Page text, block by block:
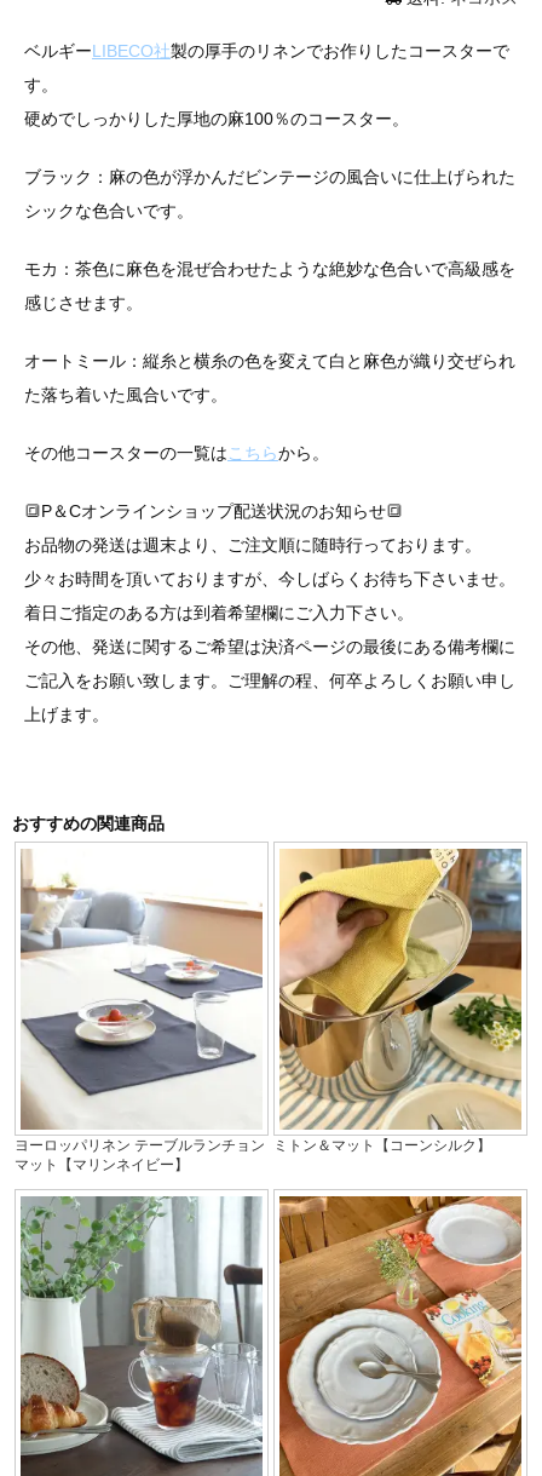
ベルギーLIBECO社製の厚手のリネンでお作りしたコースターで
す。
硬めでしっかりした厚地の麻100％のコースター。
ブラック：麻の色が浮かんだビンテージの風合いに仕上げられた
シックな色合いです。
モカ：茶色に麻色を混ぜ合わせたような絶妙な色合いで高級感を
感じさせます。
オートミール：縦糸と横糸の色を変えて白と麻色が織り交ぜられ
た落ち着いた風合いです。
その他コースターの一覧はこちらから。
🔳P＆Cオンラインショップ配送状況のお知らせ🔳
お品物の発送は週末より、ご注文順に随時行っております。
少々お時間を頂いておりますが、今しばらくお待ち下さいませ。
着日ご指定のある方は到着希望欄にご入力下さい。
その他、発送に関するご希望は決済ページの最後にある備考欄に
ご記入をお願い致します。ご理解の程、何卒よろしくお願い申し
上げます。
おすすめの関連商品
ヨーロッパリネン テーブルランチョン
マット【マリンネイビー】
ミトン＆マット【コーンシルク】